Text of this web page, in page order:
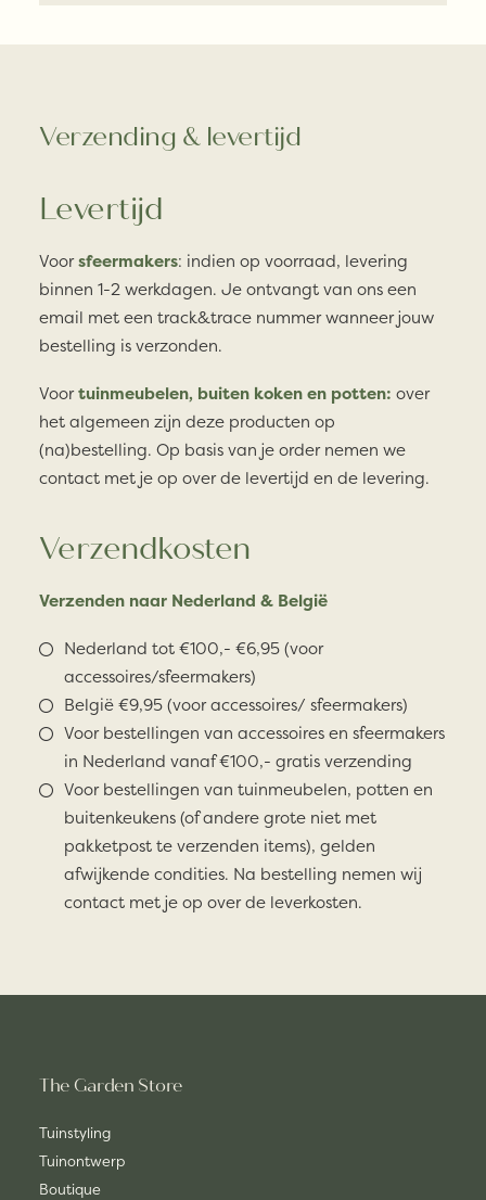
Verzending & levertijd
Levertijd
Voorsfeermakers: indien op voorraad, levering
binnen 1-2 werkdagen. Je ontvangt van ons een
email met een track&trace nummer wanneer jouw
bestelling is verzonden.
Voortuinmeubelen, buiten koken en potten: over
het algemeen zijn deze producten op
(na)bestelling. Op basis van je order nemen we
contact met je op over de levertijd en de levering.
Verzendkosten
Verzenden naar Nederland & België
Nederland tot €100,- €6,95 (voor
accessoires/sfeermakers)
België €9,95 (voor accessoires/ sfeermakers)
Voor bestellingen van accessoires en sfeermakers
in Nederland vanaf €100,- gratis verzending
Voor bestellingen van tuinmeubelen, potten en
buitenkeukens (of andere grote niet met
pakketpost te verzenden items), gelden
afwijkende condities. Na bestelling nemen wij
contact met je op over de leverkosten.
The Garden Store
Tuinstyling
Tuinontwerp
Boutique